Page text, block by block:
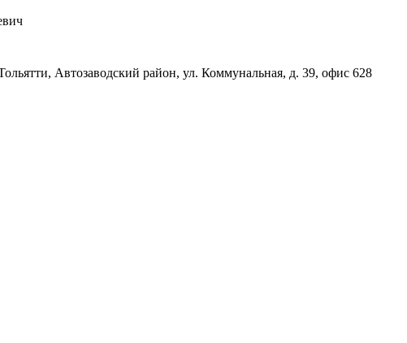
Автозаводский район, ул. Коммунальная, д. 39, офис 628